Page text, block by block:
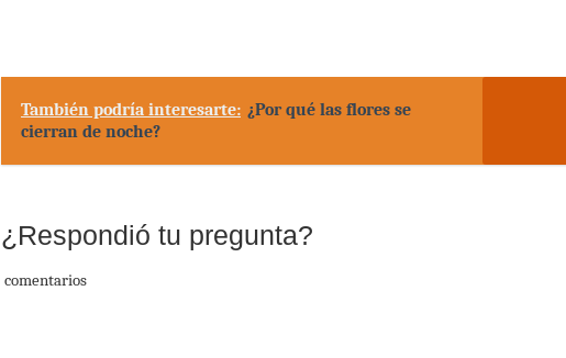
También podría interesarte: ¿Por qué las flores se
cierran de noche?
¿Respondió tu pregunta?
comentarios